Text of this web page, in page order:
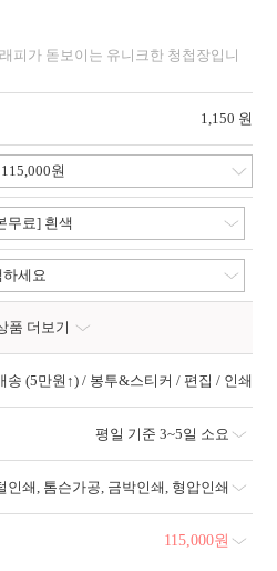
피가 돋보이는 유니크한 청첩장입니
1,150 원
무료] 흰색
하세요
품 더보기
송 (5만원↑) / 봉투&스티커 / 편집 / 인쇄
평일 기준 3~5일 소요
인쇄 톰슨가공 금박인쇄 형압인쇄
115,000원